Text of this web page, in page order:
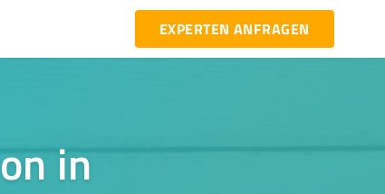
EXPERTEN ANFRAGEN
in